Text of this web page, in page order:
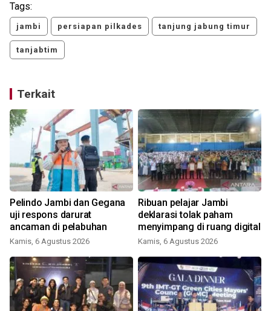
Tags:
jambi persiapan pilkades tanjung jabung timur
tanjabtim
Terkait
Pelindo Jambi dan Gegana
uji respons darurat
ancaman di pelabuhan
Kamis, 6 Agustus 2026
Ribuan pelajar Jambi
deklarasi tolak paham
menyimpang di ruang digital
Kamis, 6 Agustus 2026